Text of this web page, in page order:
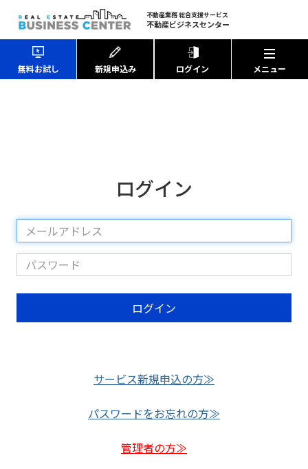
不動産業務 総合支援サービス
不動産ビジネスセンター
無料お試し 新規申込み ログイン
ログイン
ー
ス
ワ
ログイン
サービス新規申込の方≫
パスワードをお忘れの方≫
管理者の方≫